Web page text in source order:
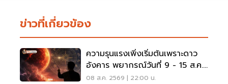
ข่าวที่เกี่ยวข้อง
ความรุนแรงเพิ่งเริ่มต้นเพราะดาว
อังคาร พยากรณ์วันที่ 9 - 15 ส.ค.
2569
08 ส.ค. 2569 | 22:00 น.